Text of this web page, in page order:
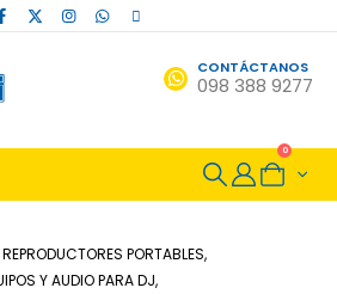
CONTÁCTANOS
098 388 9277
0
REPRODUCTORES PORTABLES,
Y AUDIO PARA DJ,